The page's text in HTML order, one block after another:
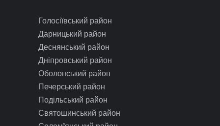
Голосіївський район
Дарницький район
Деснянський район
Дніпровський район
Оболонський район
Печерський район
Подільський район
Святошинський район